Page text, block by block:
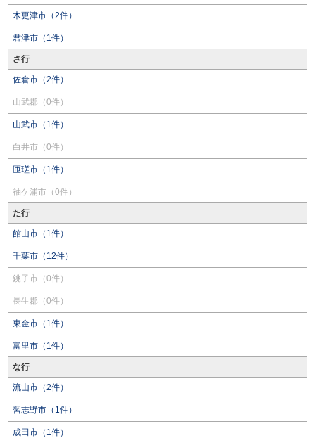
木更津市（2件）
君津市（1件）
さ行
佐倉市（2件）
山武郡（0件）
山武市（1件）
白井市（0件）
匝瑳市（1件）
袖ケ浦市（0件）
た行
館山市（1件）
千葉市（12件）
銚子市（0件）
長生郡（0件）
東金市（1件）
富里市（1件）
な行
流山市（2件）
習志野市（1件）
成田市（1件）